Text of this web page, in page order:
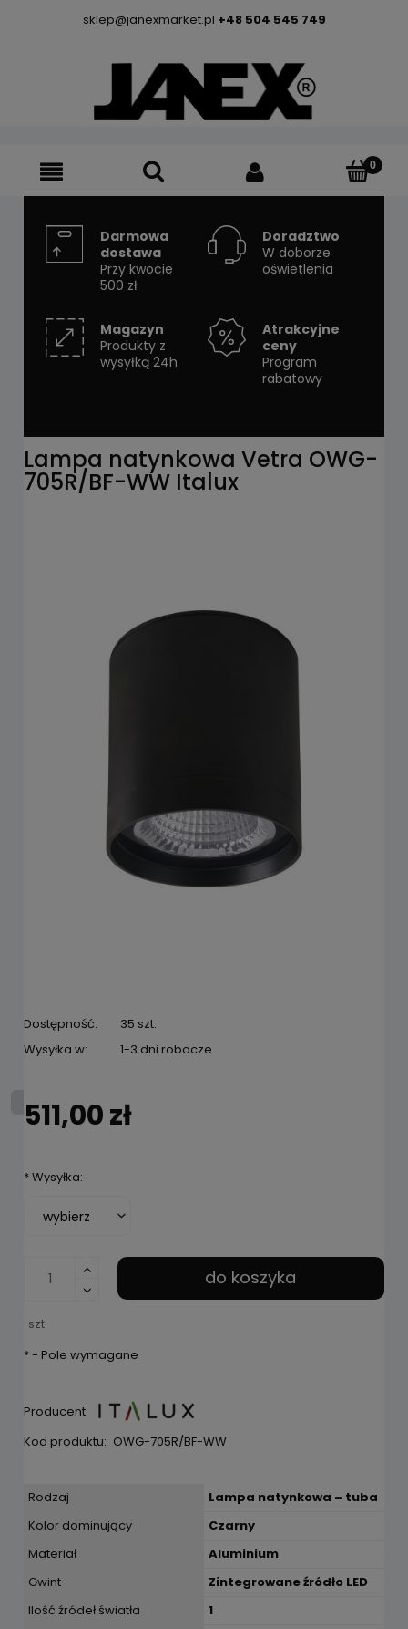
sklep@janexmarket.pl +48 504 545 749
Darmowa
dostawa
Przy kwocie
500 zł
Doradztwo
W doborze
oświetlenia
Magazyn
Produkty z
wysyłką 24h
Atrakcyjne
ceny
Program
rabatowy
Lampa natynkowa Vetra OWG-
705R/BF-WW Italux
Dostępność:
35 szt.
Wysyłka w:
1-3 dni robocze
511,00 zł
*Wysyłka:
szt.
do koszyka
*- Pole wymagane
Producent:
Kod produktu: OWG-705R/BF-WW
Rodzaj
Lampa natynkowa – tuba
Kolor dominujący
Czarny
Materiał
Aluminium
Gwint
Zintegrowane źródło LED
Ilość źródeł światła
1